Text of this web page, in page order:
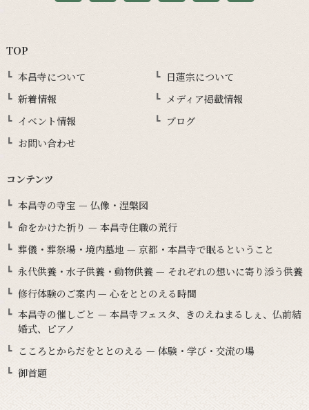
TOP
本昌寺について
日蓮宗について
新着情報
メディア掲載情報
イベント情報
ブログ
お問い合わせ
コンテンツ
本昌寺の寺宝 — 仏像・涅槃図
命をかけた祈り — 本昌寺住職の荒行
葬儀・葬祭場・境内墓地 — 京都・本昌寺で眠るということ
永代供養・水子供養・動物供養 — それぞれの想いに寄り添う供養
修行体験のご案内 — 心をととのえる時間
本昌寺の催しごと — 本昌寺フェスタ、きのえねまるしぇ、仏前結
婚式、ピアノ
こころとからだをととのえる — 体験・学び・交流の場
御首題